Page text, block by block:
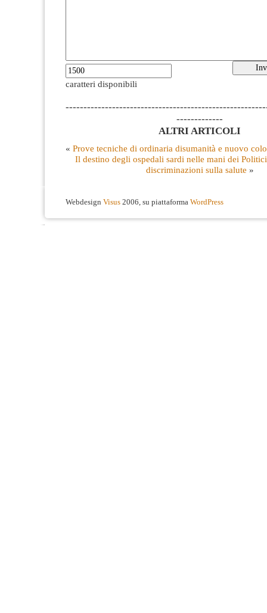
caratteri disponibili
-------------
ALTRI ARTICOLI
« Prove tecniche di ordinaria disumanità e nuovo
Il destino degli ospedali sardi nelle mani dei
discriminazioni sulla salute »
Webdesign Visus 2006, su piattaforma WordPress